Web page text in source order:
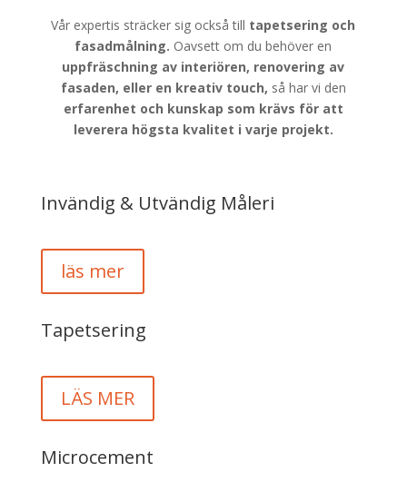
Vår expertis sträcker sig också till tapetsering och
fasadmålning. Oavsett om du behöver en
uppfräschning av interiören, renovering av
fasaden, eller en kreativ touch, så har vi den
erfarenhet och kunskap som krävs för att
leverera högsta kvalitet i varje projekt.
Invändig & Utvändig Måleri
läs mer
Tapetsering
LÄS MER
Microcement